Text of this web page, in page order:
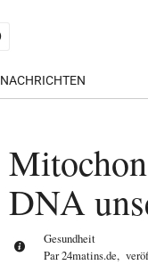
NACHRICHTEN
DNA
Gesundheit
Par24matins.de,